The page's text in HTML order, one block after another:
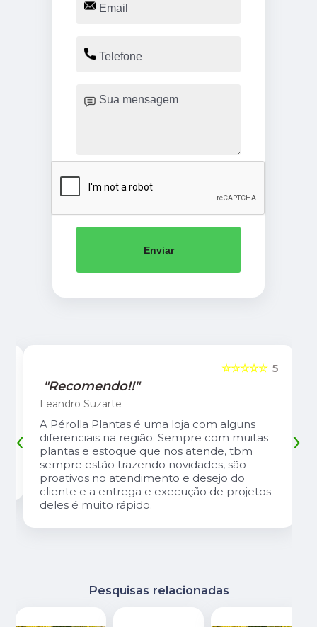
Enviar
5
☆☆☆☆☆
"Recomendo!!"
Leandro Suzarte
A Pérolla Plantas é uma loja com alguns
diferenciais na região. Sempre com muitas
plantas e estoque que nos atende, tbm
sempre estão trazendo novidades, são
proativos no atendimento e desejo do
cliente e a entrega e execução de projetos
deles é muito rápido.
‹ ›
Pesquisas relacionadas